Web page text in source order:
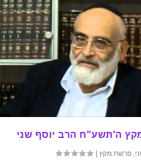
ה'תשע"ח הרב יוסף שני
, פרשת מקץ|